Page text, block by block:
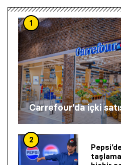
1
Carrefour’da içki
2